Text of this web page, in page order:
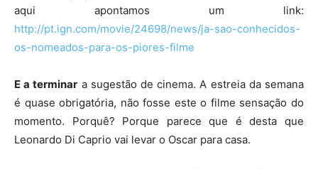
aqui apontamos um link:
http://pt.ign.com/movie/24698/news/ja-sao-conhecidos-
os-nomeados-para-os-piores-filme
E a terminar a sugestão de cinema. A estreia da semana
é quase obrigatória, não fosse este o filme sensação do
momento. Porquê? Porque parece que é desta que
Leonardo Di Caprio vai levar o Oscar para casa.